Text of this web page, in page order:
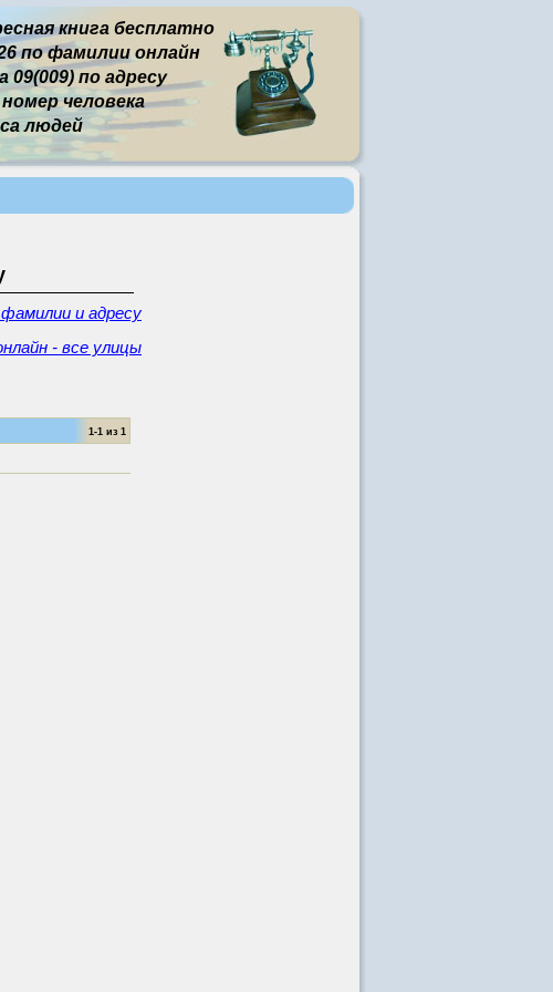
книга бесплатно
по фамилии онлайн
по адресу
человека
людей
и адресу
- все улицы
1-1 из 1